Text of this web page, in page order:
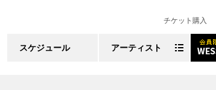
チケット購入
スケジュール アーティスト